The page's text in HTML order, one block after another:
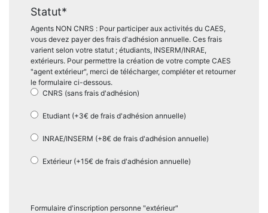
Statut*
Agents NON CNRS : Pour participer aux activités du CAES,
vous devez payer des frais d'adhésion annuelle. Ces frais
varient selon votre statut ; étudiants, INSERM/INRAE,
extérieurs. Pour permettre la création de votre compte CAES
"agent extérieur", merci de télécharger, compléter et retourner
le formulaire ci-dessous.
CNRS (sans frais d'adhésion)
Etudiant (+3€ de frais d'adhésion annuelle)
INRAE/INSERM (+8€ de frais d'adhésion annuelle)
Extérieur (+15€ de frais d'adhésion annuelle)
Formulaire d'inscription personne "extérieur"